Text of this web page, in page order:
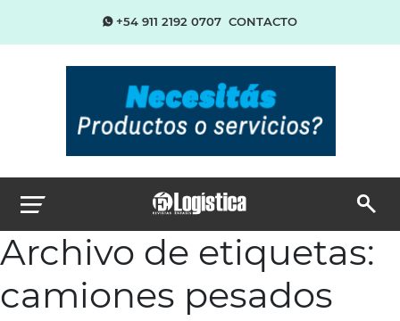
+54 911 2192 0707 CONTACTO
Archivo de etiquetas:
camiones pesados